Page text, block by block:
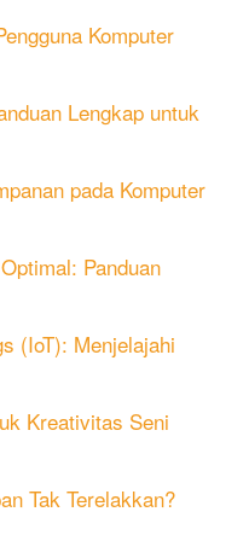
Komputer
Lengkap untuk
pada Komputer
Panduan
(IoT): Menjelajahi
Kreativitas Seni
Tak Terelakkan?